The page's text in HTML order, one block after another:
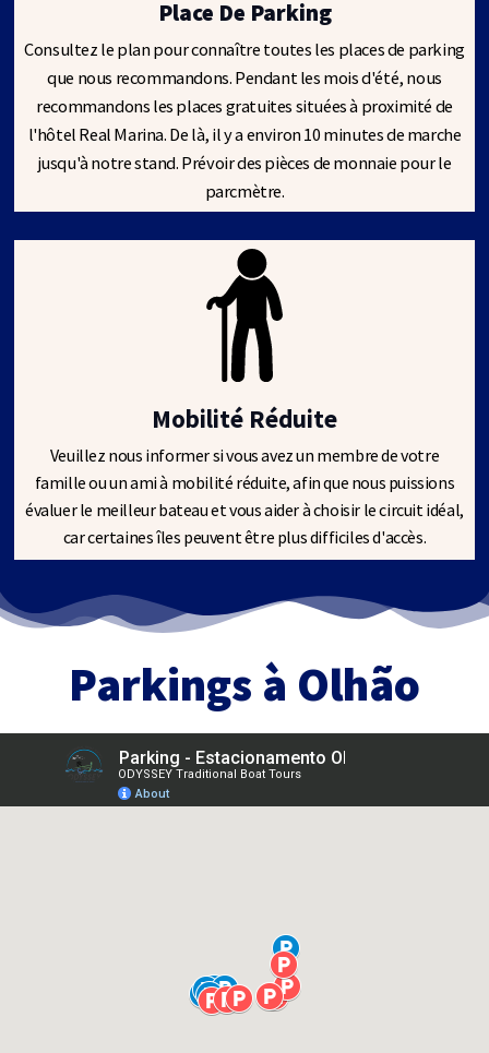
Place De Parking
Consultez le plan pour connaître toutes les places de parking
que nous recommandons. Pendant les mois d'été, nous
recommandons les places gratuites situées à proximité de
l'hôtel Real Marina. De là, il y a environ 10 minutes de marche
jusqu'à notre stand. Prévoir des pièces de monnaie pour le
parcmètre.
Mobilité Réduite
Veuillez nous informer si vous avez un membre de votre
famille ou un ami à mobilité réduite, afin que nous puissions
évaluer le meilleur bateau et vous aider à choisir le circuit idéal,
car certaines îles peuvent être plus difficiles d'accès.
Parkings à Olhão